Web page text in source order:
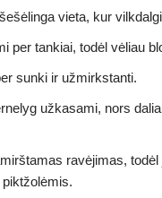
vieta, kur
per tankiai, todėl vėliau
sunki ir užmirkstanti.
užkasami, nors
ravėjimas, todėl